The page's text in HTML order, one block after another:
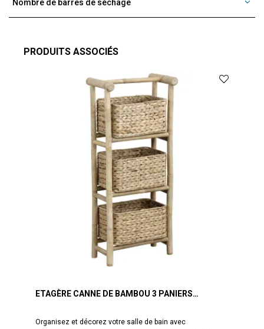
Nombre de barres de séchage
PRODUITS ASSOCIÉS
ETAGÈRE CANNE DE BAMBOU 3 PANIERS
Organisez et décorez votre salle de bain avec